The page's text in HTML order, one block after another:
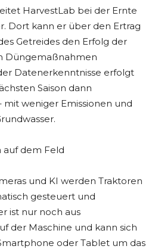
HarvestLab bei der Ernte
Dort kann er über den Ertrag
Getreides den Erfolg der
Düngemaßnahmen
Datenerkenntnisse erfolgt
Saison dann
mit weniger Emissionen und
auf dem Feld
und KI werden Traktoren
gesteuert und
ist nur noch aus
der Maschine und kann sich
oder Tablet um das